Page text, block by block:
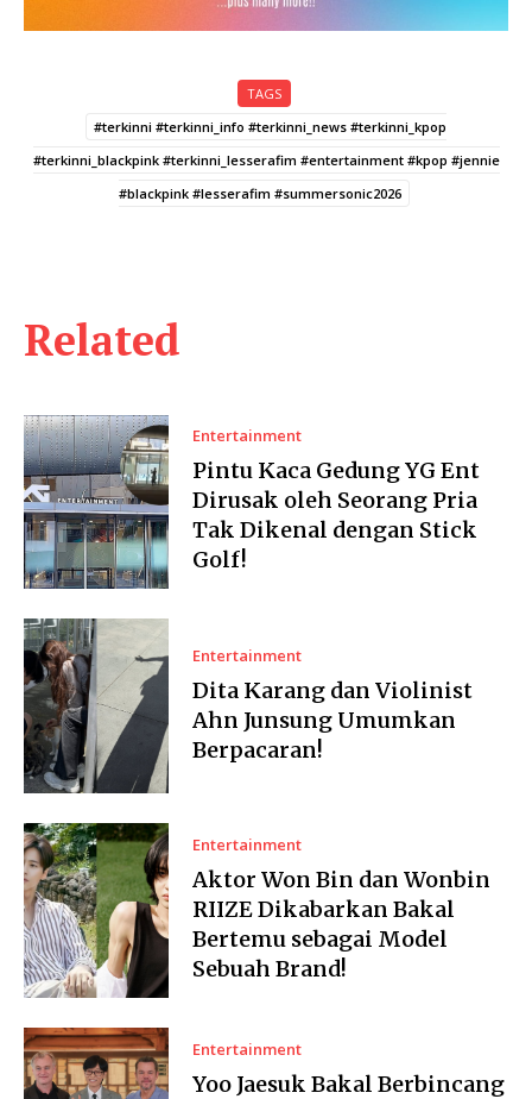
TAGS
#terkinni #terkinni_info #terkinni_news #terkinni_kpop
#terkinni_blackpink #terkinni_lesserafim #entertainment #kpop #jennie
#blackpink #lesserafim #summersonic2026
Related
Entertainment
Pintu Kaca Gedung YG Ent
Dirusak oleh Seorang Pria
Tak Dikenal dengan Stick
Golf!
Entertainment
Dita Karang dan Violinist
Ahn Junsung Umumkan
Berpacaran!
Entertainment
Aktor Won Bin dan Wonbin
RIIZE Dikabarkan Bakal
Bertemu sebagai Model
Sebuah Brand!
Entertainment
Yoo Jaesuk Bakal Berbincang